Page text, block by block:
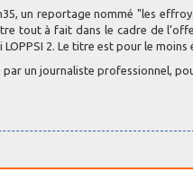
un reportage nommé "les
tout à fait dans le cadre de
2. Le titre est pour le
un journaliste professionnel,